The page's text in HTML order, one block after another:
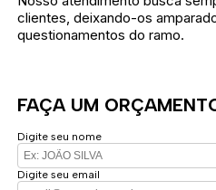
clientes, deixando-os
questionamentos do ramo.
FAÇA UM
Digite seu nome
Digite seu email